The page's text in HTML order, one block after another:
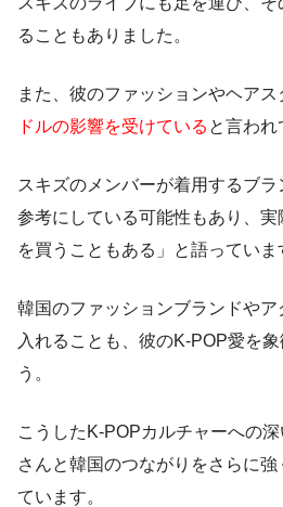
ることもありました。
また、彼のファッションやヘアス
ドルの影響を受けている と言われ
スキズのメンバーが着用するブ
参考にしている可能性もあり、
を買うこともある」と語っていま
韓国のファッションブランドやア
入れることも、彼のK-POP愛を
う。
こうしたK-POPカルチャーへの
さんと韓国のつながりをさらに
ています。